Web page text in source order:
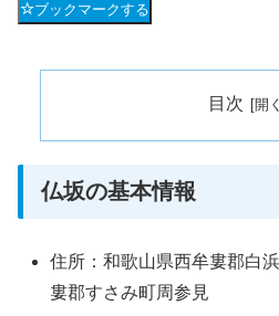
ブックマークする
目次
仏坂の基本情報
住所：和歌山県西牟婁郡白
婁郡すさみ町周参見